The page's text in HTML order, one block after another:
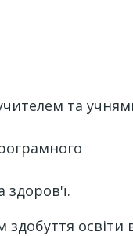
та
освіти